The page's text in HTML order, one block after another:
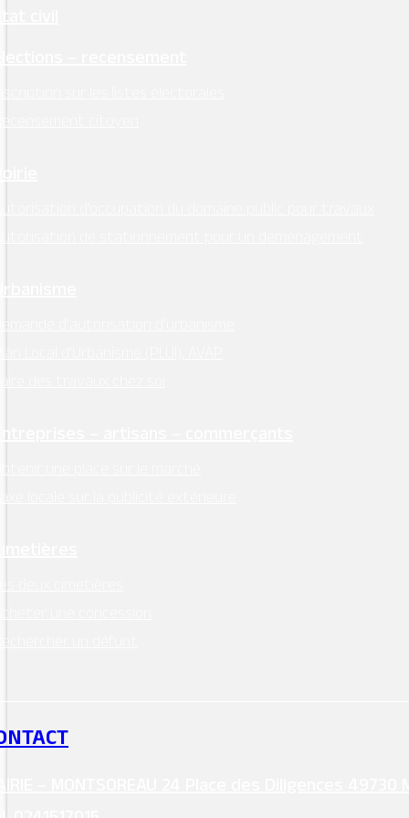
civil
– recensement
sur les listes électorales
citoyen
d’occupation du domaine public pour travaux
de stationnement pour un déménagement
d’autorisation d’urbanisme
Local d’Urbanisme (PLUI), AVAP
des travaux chez soi
– artisans – commerçants
une place sur le marché
locale sur la publicité extérieure
deux cimetières
une concession
un défunt
– MONTSOREAU 24 Place des Diligences